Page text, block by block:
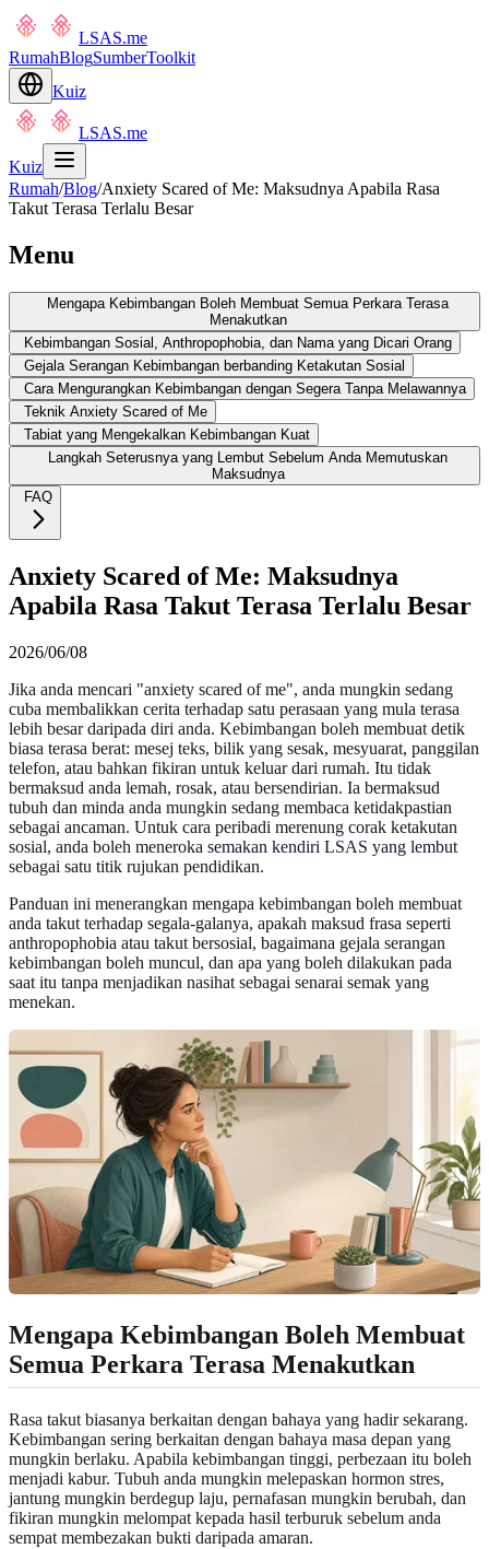
LSAS.me
RumahBlogSumberToolkit
Kuiz
LSAS.me
Kuiz
Rumah/Blog/Anxiety Scared of Me: Maksudnya Apabila Rasa
Takut Terasa Terlalu Besar
Menu
Mengapa Kebimbangan Boleh Membuat Semua Perkara Terasa
Menakutkan
Kebimbangan Sosial, Anthropophobia, dan Nama yang Dicari Orang
Gejala Serangan Kebimbangan berbanding Ketakutan Sosial
Cara Mengurangkan Kebimbangan dengan Segera Tanpa Melawannya
Teknik Anxiety Scared of Me
Tabiat yang Mengekalkan Kebimbangan Kuat
Langkah Seterusnya yang Lembut Sebelum Anda Memutuskan
Maksudnya
FAQ
Anxiety Scared of Me: Maksudnya
Apabila Rasa Takut Terasa Terlalu Besar
2026/06/08
Jika anda mencari "anxiety scared of me", anda mungkin sedang
cuba membalikkan cerita terhadap satu perasaan yang mula terasa
lebih besar daripada diri anda. Kebimbangan boleh membuat detik
biasa terasa berat: mesej teks, bilik yang sesak, mesyuarat, panggilan
telefon, atau bahkan fikiran untuk keluar dari rumah. Itu tidak
bermaksud anda lemah, rosak, atau bersendirian. Ia bermaksud
tubuh dan minda anda mungkin sedang membaca ketidakpastian
sebagai ancaman. Untuk cara peribadi merenung corak ketakutan
sosial, anda boleh meneroka semakan kendiri LSAS yang lembut
sebagai satu titik rujukan pendidikan.
Panduan ini menerangkan mengapa kebimbangan boleh membuat
anda takut terhadap segala-galanya, apakah maksud frasa seperti
anthropophobia atau takut bersosial, bagaimana gejala serangan
kebimbangan boleh muncul, dan apa yang boleh dilakukan pada
saat itu tanpa menjadikan nasihat sebagai senarai semak yang
menekan.
Mengapa Kebimbangan Boleh Membuat
Semua Perkara Terasa Menakutkan
Rasa takut biasanya berkaitan dengan bahaya yang hadir sekarang.
Kebimbangan sering berkaitan dengan bahaya masa depan yang
mungkin berlaku. Apabila kebimbangan tinggi, perbezaan itu boleh
menjadi kabur. Tubuh anda mungkin melepaskan hormon stres,
jantung mungkin berdegup laju, pernafasan mungkin berubah, dan
fikiran mungkin melompat kepada hasil terburuk sebelum anda
sempat membezakan bukti daripada amaran.